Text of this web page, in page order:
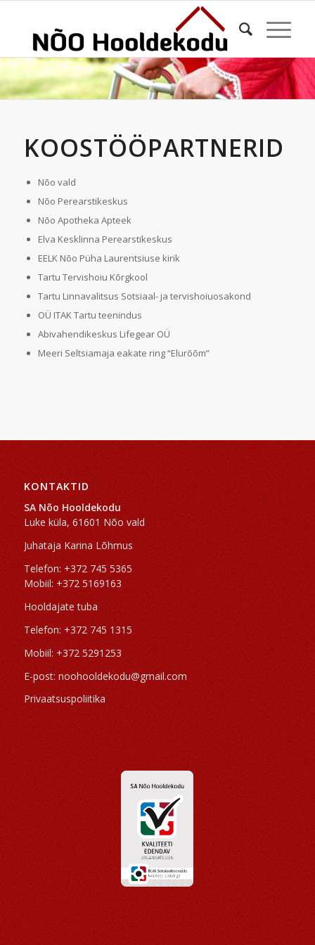
KOOSTÖÖPARTNERID
Nõo vald
Nõo Perearstikeskus
Nõo Apotheka Apteek
Elva Kesklinna Perearstikeskus
EELK Nõo Püha Laurentsiuse kirik
Tartu Tervishoiu Kõrgkool
Tartu Linnavalitsus Sotsiaal- ja tervishoiuosakond
OÜ ITAK Tartu teenindus
Abivahendikeskus Lifegear OÜ
Meeri Seltsiamaja eakate ring “Elurõõm”
KONTAKTID
SA Nõo Hooldekodu
Luke küla, 61601 Nõo vald
Juhataja Karina Lõhmus
Telefon: +372 745 5365
Mobiil: +372 5169163
Hooldajate tuba
Telefon: +372 745 1315
Mobiil: +372 5291253
E-post: noohooldekodu@gmail.com
Privaatsuspoliitika